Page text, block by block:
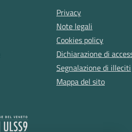
Privacy
Note legali
Cookies policy
Dichiarazione di
Segnalazione di illeciti
Mappa del sito